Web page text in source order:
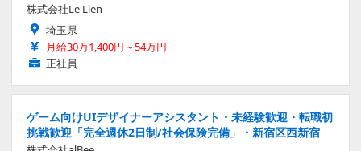
株式会社Le Lien
埼玉県
月給30万1,400円～54万円
正社員
ゲーム向けUIデザイナーアシスタント・未経験歓迎・転職初
挑戦歓迎「完全週休2日制/社会保険完備」・新宿区西新宿